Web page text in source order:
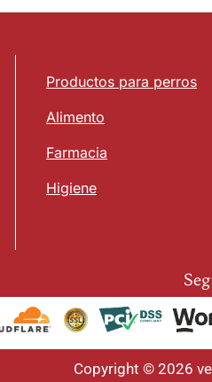
Productos para perros
Alimento
Farmacia
Higiene
Copyright © 2026